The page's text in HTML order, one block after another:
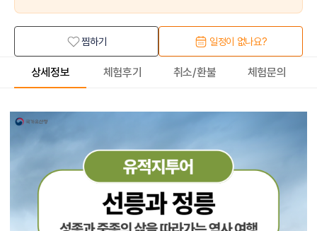
찜하기 일정이 없나요?
상세정보 체험후기 취소/환불 체험문의